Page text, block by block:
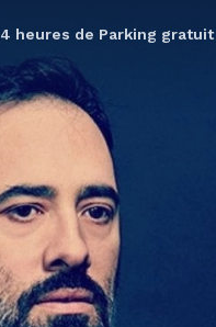
4 heures de Parking gratuit